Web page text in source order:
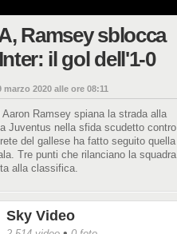
Ramsey sblocca
il gol dell'1-0
marzo 2020 alle ore 08:11
Aaron Ramsey spiana la strada alla
Juventus nella sfida scudetto contro
del gallese ha fatto seguito quella
Tre punti che rilanciano la
alla classifica.
Sky Video